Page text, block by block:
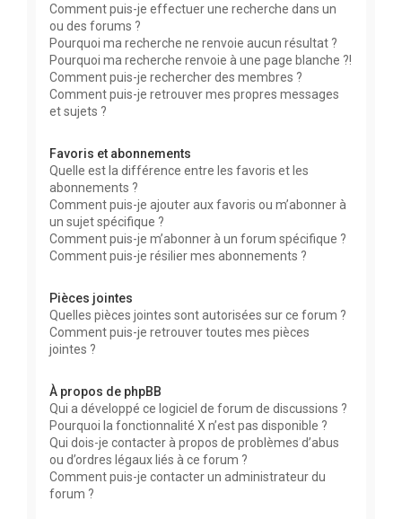
Comment puis-je effectuer une recherche dans un
ou des forums ?
Pourquoi ma recherche ne renvoie aucun résultat ?
Pourquoi ma recherche renvoie à une page blanche ?!
Comment puis-je rechercher des membres ?
Comment puis-je retrouver mes propres messages
et sujets ?
Favoris et abonnements
Quelle est la différence entre les favoris et les
abonnements ?
Comment puis-je ajouter aux favoris ou m’abonner à
un sujet spécifique ?
Comment puis-je m’abonner à un forum spécifique ?
Comment puis-je résilier mes abonnements ?
Pièces jointes
Quelles pièces jointes sont autorisées sur ce forum ?
Comment puis-je retrouver toutes mes pièces
jointes ?
À propos de phpBB
Qui a développé ce logiciel de forum de discussions ?
Pourquoi la fonctionnalité X n’est pas disponible ?
Qui dois-je contacter à propos de problèmes d’abus
ou d’ordres légaux liés à ce forum ?
Comment puis-je contacter un administrateur du
forum ?